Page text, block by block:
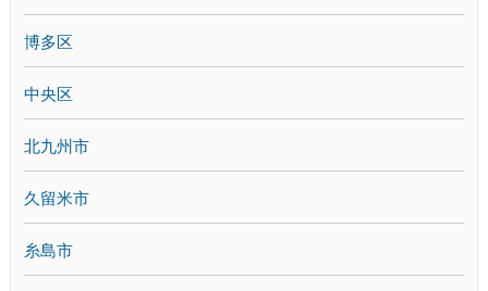
博多区
中央区
北九州市
久留米市
糸島市